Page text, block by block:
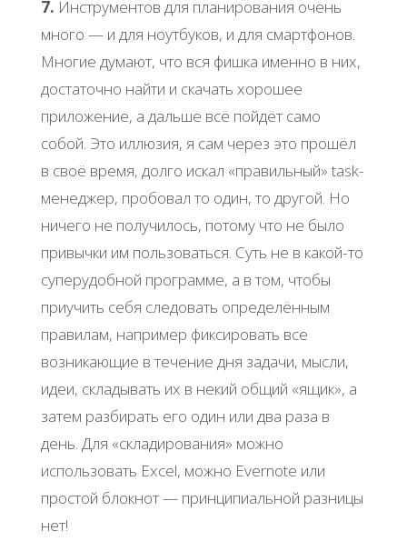
7. Инструментов для планирования очень
много — и для ноутбуков, и для смартфонов.
Многие думают, что вся фишка именно в них,
достаточно найти и скачать хорошее
приложение, а дальше всё пойдёт само
собой. Это иллюзия, я сам через это прошёл
в своё время, долго искал «правильный» task-
менеджер, пробовал то один, то другой. Но
ничего не получилось, потому что не было
привычки им пользоваться. Суть не в какой-то
суперудобной программе, а в том, чтобы
приучить себя следовать определённым
правилам, например фиксировать все
возникающие в течение дня задачи, мысли,
идеи, складывать их в некий общий «ящик», а
затем разбирать его один или два раза в
день. Для «складирования» можно
использовать Excel, можно Evernote или
простой блокнот — принципиальной разницы
нет!